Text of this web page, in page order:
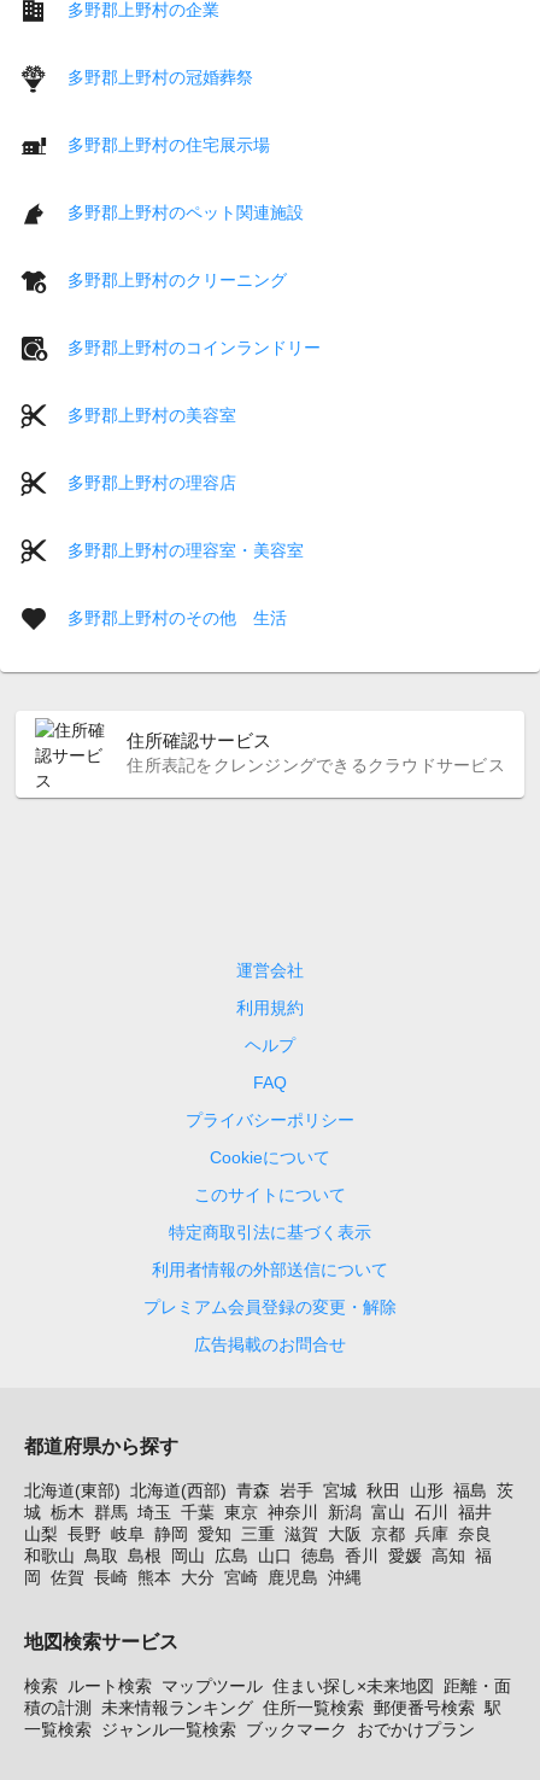
多野郡上野村の企業
多野郡上野村の冠婚葬祭
多野郡上野村の住宅展示場
多野郡上野村のペット関連施設
多野郡上野村のクリーニング
多野郡上野村のコインランドリー
多野郡上野村の美容室
多野郡上野村の理容店
多野郡上野村の理容室・美容室
多野郡上野村のその他 生活
住所確認サービス
住所表記をクレンジングできるクラウドサービス
運営会社
利用規約
ヘルプ
FAQ
プライバシーポリシー
Cookieについて
このサイトについて
特定商取引法に基づく表示
利用者情報の外部送信について
プレミアム会員登録の変更・解除
広告掲載のお問合せ
都道府県から探す
北海道(東部) 北海道(西部) 青森 岩手 宮城 秋田 山形 福島 茨
城 栃木 群馬 埼玉 千葉 東京 神奈川 新潟 富山 石川
福井
山梨 長野 岐阜 静岡 愛知 三重 滋賀 大阪 京都 兵庫 奈良
和歌山 鳥取 島根 岡山 広島 山口 徳島 香川 愛媛 高知 福
岡
佐賀 長崎 熊本 大分 宮崎 鹿児島 沖縄
地図検索サービス
検索 ルート検索 マップツール 住まい探し×未来地図
距離・面
積の計測
未来情報ランキング 住所一覧検索 郵便番号検索 駅
一覧検索 ジャンル一覧検索 ブックマーク おでかけプラン